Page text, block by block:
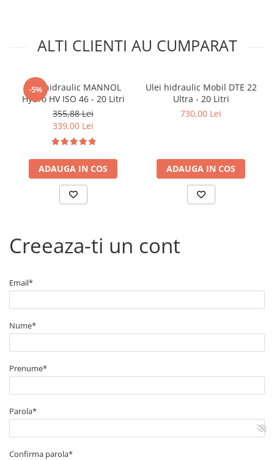
► Accesorii auto
■ Tavite auto portbagaj
■ Covorase/presuri auto
■ Becuri auto
■ Accesorii auto interior
■ Accesorii auto exterior
■ Intretinere auto
■ Electrice auto
■ Truse si scule de mana
■ Stergatoare auto
■ Suporturi portbagaj
■ Consumabile service
■ Produse sezoniere
■ Scule si echipamente
pneumatice
■ Odorizanti auto
ALTI CLIENTI AU CUMPARAT
-5%
Ulei hidraulic MANNOL
Hydro HV ISO 46 - 20 Litri
355,88 Lei
339,00 Lei
ADAUGA IN COS
Ulei hidraulic Mobil DTE 22
Ultra - 20 Litri
730,00 Lei
ADAUGA IN COS
Creeaza-ti un cont
Email*
Nume*
Prenume*
Parola*
Confirma parola*